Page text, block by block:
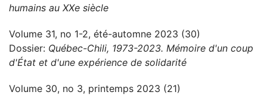
humains au XXe siècle
Volume 31, no 1-2, été-automne 2023 (30)
Dossier: Québec-Chili, 1973-2023. Mémoire d'un coup
d'État et d'une expérience de solidarité
Volume 30, no 3, printemps 2023 (21)